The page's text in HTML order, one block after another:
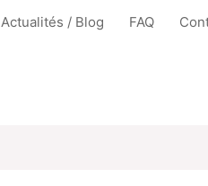
Actualités / Blog FAQ